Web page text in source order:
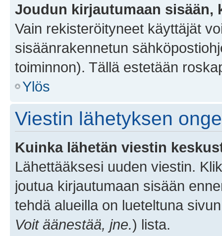
Joudun kirjautumaan sisään,
Vain rekisteröityneet käyttäjät
sisäänrakennetun
toiminnon). Tällä estetään
Ylös
Viestin lähetyksen
Kuinka lähetän viestin
Lähettääksesi uuden viestin.
joutua kirjautumaan sisään
tehdä alueilla on lueteltuna
Voit äänestää, jne.) lista.